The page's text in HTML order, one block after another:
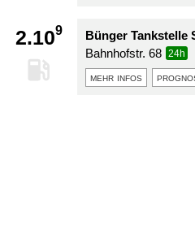
2.109
Bünger Tankstelle
Bahnhofstr. 68
24h
mehr infos